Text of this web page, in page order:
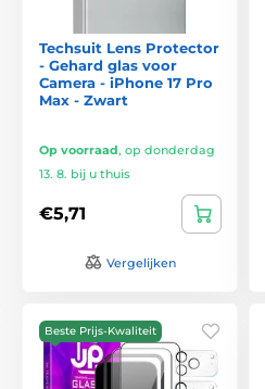
Techsuit Lens Protector
- Gehard glas voor
Camera - iPhone 17 Pro
Max - Zwart
Op voorraad, op donderdag
13. 8. bij u thuis
€5,71
Vergelijken
Beste Prijs-Kwaliteit